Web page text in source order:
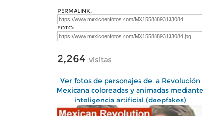
PERMALINK:
FOTO:
2,264 visitas
Ver fotos de personajes de la Revolución
Mexicana coloreadas y animadas mediante
inteligencia artificial (deepfakes)